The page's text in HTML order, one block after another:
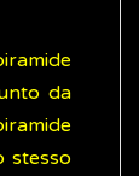
da
stesso